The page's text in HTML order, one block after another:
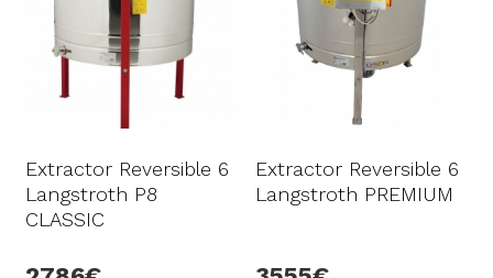
Extractor Reversible 6
Langstroth P8
CLASSIC
Extractor Reversible 6
Langstroth PREMIUM